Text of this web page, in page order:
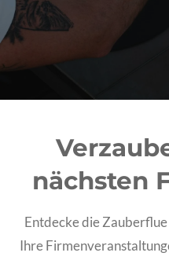
nächsten
Entdecke die
Ihre